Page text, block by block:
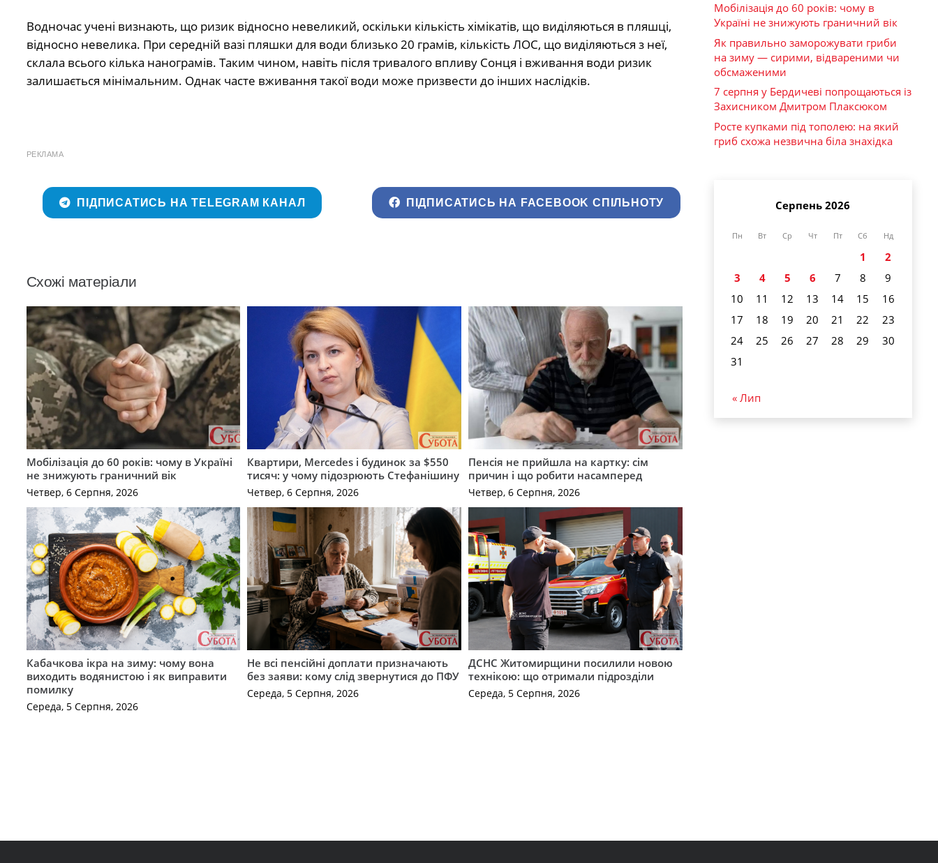
Водночас учені визнають, що ризик відносно невеликий, оскільки кількість хімікатів, що виділяються в пляшці,
відносно невелика. При середній вазі пляшки для води близько 20 грамів, кількість ЛОС, що виділяються з неї,
склала всього кілька нанограмів. Таким чином, навіть після тривалого впливу Сонця і вживання води ризик
залишається мінімальним. Однак часте вживання такої води може призвести до інших наслідків.
РЕКЛАМА
ПІДПИСАТИСЬ НА TELEGRAM КАНАЛ ПІДПИСАТИСЬ НА FACEBOOK СПІЛЬНОТУ
Схожі матеріали
Мобілізація до 60 років: чому в Україні
не знижують граничний вік
Четвер, 6 Серпня, 2026
Квартири, Mercedes і будинок за $550
тисяч: у чому підозрюють Стефанішину
Четвер, 6 Серпня, 2026
Пенсія не прийшла на картку: сім
причин і що робити насамперед
Четвер, 6 Серпня, 2026
Кабачкова ікра на зиму: чому вона
виходить водянистою і як виправити
помилку
Середа, 5 Серпня, 2026
Не всі пенсійні доплати призначають
без заяви: кому слід звернутися до ПФУ
Середа, 5 Серпня, 2026
ДСНС Житомирщини посилили новою
технікою: що отримали підрозділи
Середа, 5 Серпня, 2026
Мобілізація до 60 років: чому в
Україні не знижують граничний вік
Як правильно заморожувати гриби
на зиму — сирими, відвареними чи
обсмаженими
7 серпня у Бердичеві попрощаються із
Захисником Дмитром Плаксюком
Росте купками під тополею: на який
гриб схожа незвична біла знахідка
Серпень 2026
Пн Вт Ср Чт Пт Сб Нд
1
2
3
4 5 6 7 8
9
10
11 12 13 14 15
16
17
18 19 20 21 22
23
24
25 26 27 28 29
30
31
« Лип